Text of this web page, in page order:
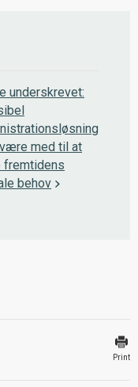
underskrevet:
med til at
fremtidens
behov
Print